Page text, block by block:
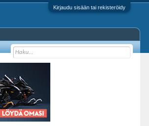
Kirjaudu sisään tai rekisteröidy